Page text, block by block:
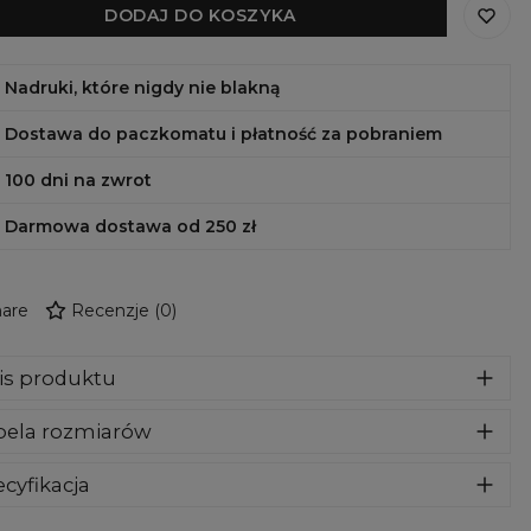
DODAJ DO KOSZYKA
Nadruki, które nigdy nie blakną
Dostawa do paczkomatu i płatność za pobraniem
100 dni na zwrot
Darmowa dostawa od 250 zł
Recenzje (0)
produktu
materiału. Klasyczny kaptur i przednie kieszenie dadzą
wszelkich starań aby jakość spełniała Twoje
rozmiarów